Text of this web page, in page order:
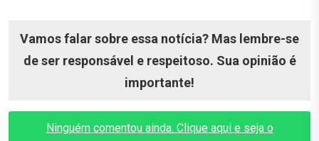
Vamos falar sobre essa notícia? Mas lembre-se
de ser responsável e respeitoso. Sua opinião é
importante!
Ninguém comentou ainda. Clique aqui e seja o